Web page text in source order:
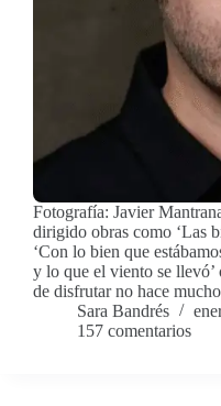
Fotografía: Javier
dirigido obras como ‘Las
‘Con lo bien que
y lo que el viento se llevó’
de disfrutar no hace
Sara Bandrés
157 comentarios